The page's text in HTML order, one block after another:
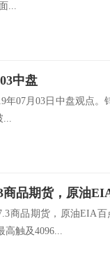
...
中盘
年07月03日中盘观点。
...
商品期货，原油
品期货，原油EIA百
高触及4096...